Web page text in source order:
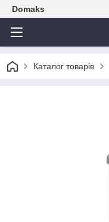
Domaks
Каталог товарів